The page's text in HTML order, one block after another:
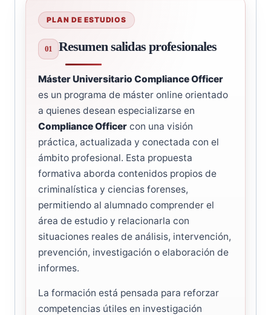
PLAN DE ESTUDIOS
Resumen salidas profesionales
Máster Universitario Compliance Officer
es un programa de máster online orientado
a quienes desean especializarse en
Compliance Officer con una visión
práctica, actualizada y conectada con el
ámbito profesional. Esta propuesta
formativa aborda contenidos propios de
criminalística y ciencias forenses,
permitiendo al alumnado comprender el
área de estudio y relacionarla con
situaciones reales de análisis, intervención,
prevención, investigación o elaboración de
informes.
La formación está pensada para reforzar
competencias útiles en investigación